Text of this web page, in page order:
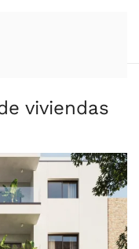
viviendas